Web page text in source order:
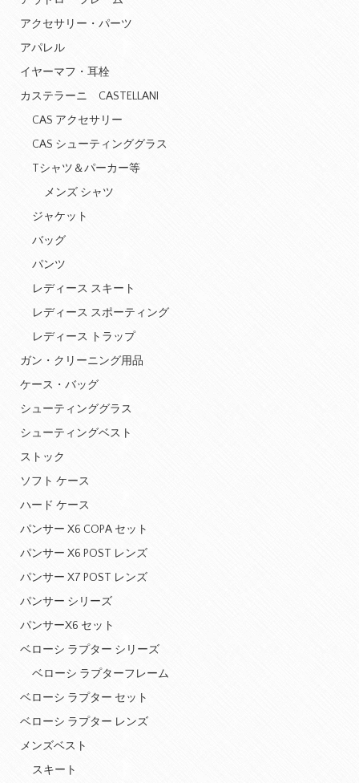
アクセサリー・パーツ
アパレル
イヤーマフ・耳栓
カステラーニ CASTELLANI
CAS アクセサリー
CAS シューティンググラス
Tシャツ＆パーカー等
メンズ シャツ
ジャケット
バッグ
パンツ
レディース スキート
レディース スポーティング
レディース トラップ
ガン・クリーニング用品
ケース・バッグ
シューティンググラス
シューティングベスト
ストック
ソフト ケース
ハード ケース
パンサー X6 COPA セット
パンサー X6 POST レンズ
パンサー X7 POST レンズ
パンサー シリーズ
パンサーX6 セット
ベローシ ラプター シリーズ
ベローシ ラプターフレーム
ベローシ ラプター セット
ベローシ ラプター レンズ
メンズベスト
スキート